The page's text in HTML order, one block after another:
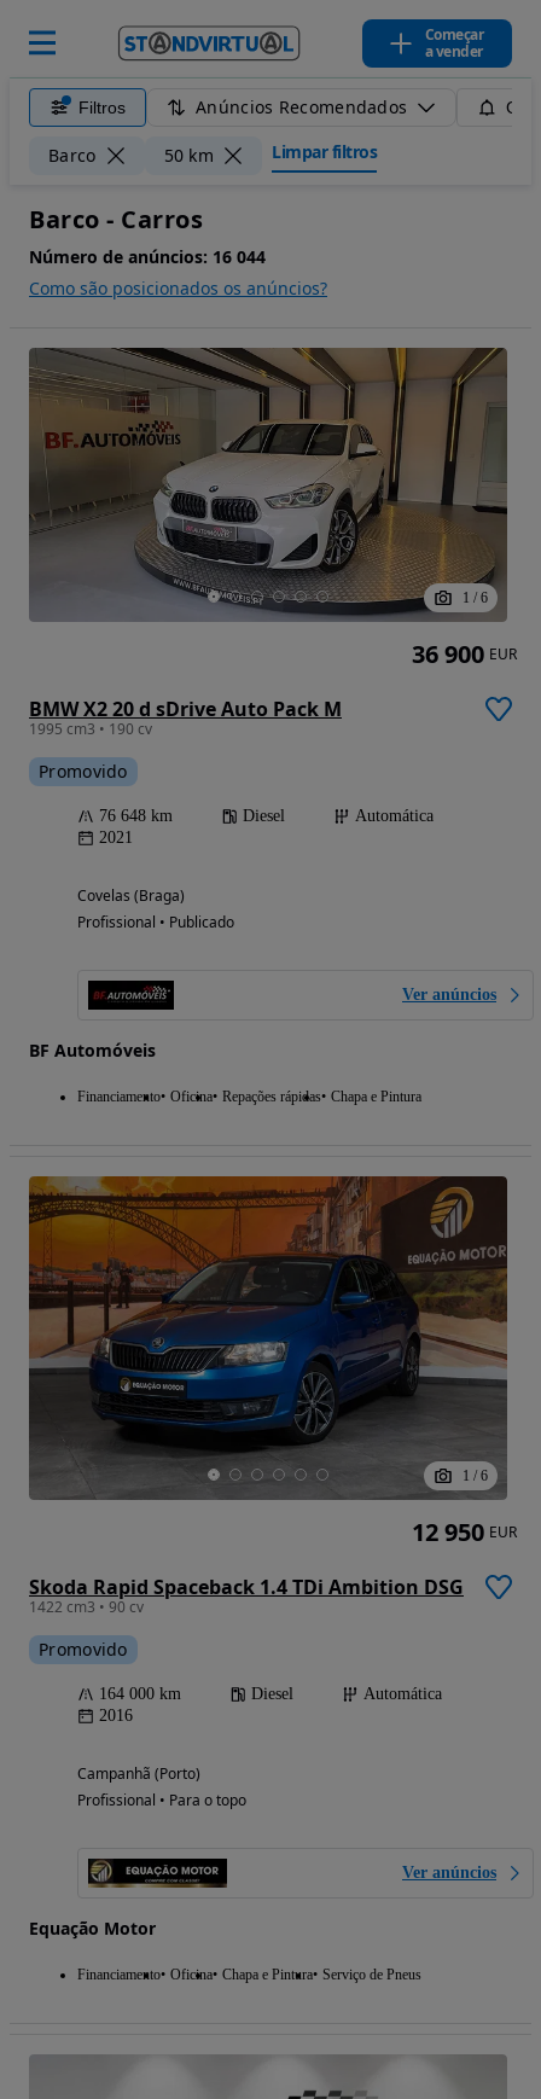
Começar
a vender
Filtros Anúncios Recomendados
Barco 50 km Limpar filtros
Barco - Carros
Número de anúncios: 16 044
Como são posicionados os anúncios?
1 / 6
BMW X2 20 d sDrive Auto Pack M
1995 cm3 • 190 cv
Promovido
76 648 km Diesel
Automática
2021
Covelas (Braga)
Profissional • Publicado
Ver anúncios
BF Automóveis
Financiamento Oficina Repações rápidas Chapa e Pintura
36 900 EUR
1 / 6
Skoda Rapid Spaceback 1.4 TDi Ambition DSG
1422 cm3 • 90 cv
Promovido
164 000 km Diesel
Automática
2016
Campanhã (Porto)
Profissional • Para o topo
Ver anúncios
Equação Motor
Financiamento Oficina Chapa e Pintura Serviço de Pneus
12 950 EUR